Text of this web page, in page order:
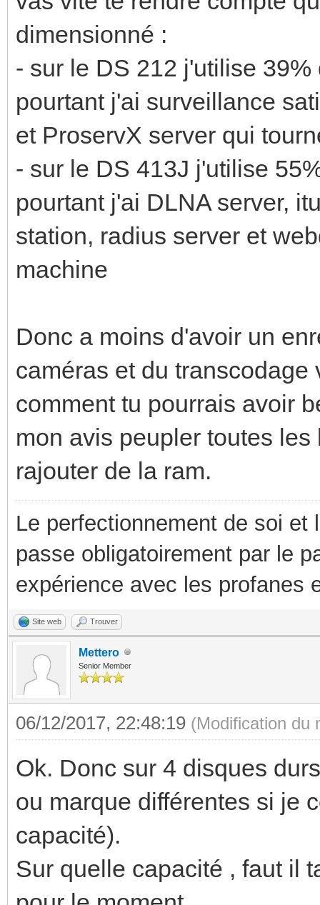
dimensionné :
- sur le DS 212 j'utilise
pourtant j'ai surveillance
et ProservX server qui
- sur le DS 413J j'utilise
pourtant j'ai DLNA server,
station, radius server et
machine
Donc a moins d'avoir un
caméras et du
comment tu pourrais avoir
mon avis peupler toutes
rajouter de la ram.
Le perfectionnement de soi
passe obligatoirement par le
expérience avec les profanes
Site web Trouver
Mettero
Senior Member
06/12/2017, 22:48:19 (Modification du
Ok. Donc sur 4 disques
ou marque différentes si je
capacité).
Sur quelle capacité , faut il